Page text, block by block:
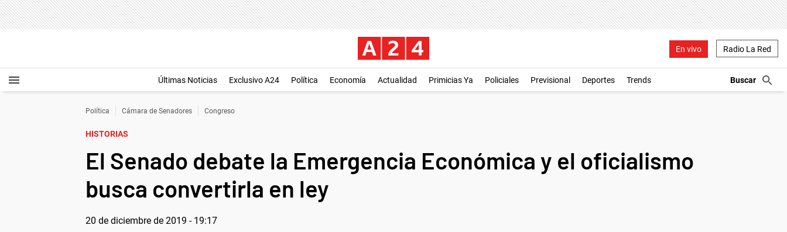
En vivo Radio La Red
Últimas Noticias Exclusivo A24 Política Economía Actualidad Primicias Ya Policiales Previsional Deportes Trends
Política Cámara de Senadores Congreso
HISTORIAS
El Senado debate la Emergencia Económica y el oficialismo
busca convertirla en ley
20 de diciembre de 2019 - 19:17